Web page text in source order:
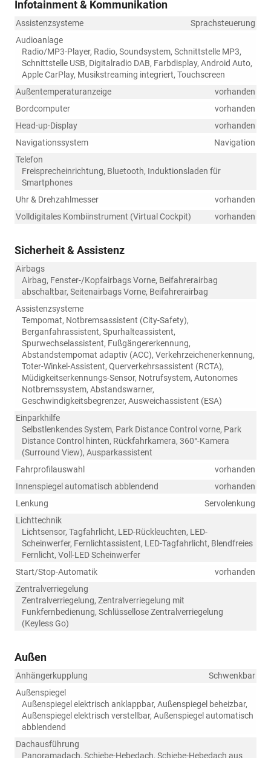
Infotainment & Kommunikation
Assistenzsysteme
Sprachsteuerung
Audioanlage
Radio/MP3-Player, Radio, Soundsystem, Schnittstelle MP3,
Schnittstelle USB, Digitalradio DAB, Farbdisplay, Android Auto,
Apple CarPlay, Musikstreaming integriert, Touchscreen
Außentemperaturanzeige
vorhanden
Bordcomputer
vorhanden
Head-up-Display
vorhanden
Navigationssystem
Navigation
Telefon
Freisprecheinrichtung, Bluetooth, Induktionsladen für
Smartphones
Uhr & Drehzahlmesser
vorhanden
Volldigitales Kombiinstrument (Virtual Cockpit)
vorhanden
Sicherheit & Assistenz
Airbags
Airbag, Fenster-/Kopfairbags Vorne, Beifahrerairbag
abschaltbar, Seitenairbags Vorne, Beifahrerairbag
Assistenzsysteme
Tempomat, Notbremsassistent (City-Safety),
Berganfahrassistent, Spurhalteassistent,
Spurwechselassistent, Fußgängererkennung,
Abstandstempomat adaptiv (ACC), Verkehrzeichenerkennung,
Toter-Winkel-Assistent, Querverkehrsassistent (RCTA),
Müdigkeitserkennungs-Sensor, Notrufsystem, Autonomes
Notbremssystem, Abstandswarner,
Geschwindigkeitsbegrenzer, Ausweichassistent (ESA)
Einparkhilfe
Selbstlenkendes System, Park Distance Control vorne, Park
Distance Control hinten, Rückfahrkamera, 360°-Kamera
(Surround View), Ausparkassistent
Fahrprofilauswahl
vorhanden
Innenspiegel automatisch abblendend
vorhanden
Lenkung
Servolenkung
Lichttechnik
Lichtsensor, Tagfahrlicht, LED-Rückleuchten, LED-
Scheinwerfer, Fernlichtassistent, LED-Tagfahrlicht, Blendfreies
Fernlicht, Voll-LED Scheinwerfer
Start/Stop-Automatik
vorhanden
Zentralverriegelung
Zentralverriegelung, Zentralverriegelung mit
Funkfernbedienung, Schlüssellose Zentralverriegelung
(Keyless Go)
Außen
Anhängerkupplung
Schwenkbar
Außenspiegel
Außenspiegel elektrisch anklappbar, Außenspiegel beheizbar,
Außenspiegel elektrisch verstellbar, Außenspiegel automatisch
abblendend
Dachausführung
Panoramadach, Schiebe-Hebedach, Schiebe-Hebedach aus